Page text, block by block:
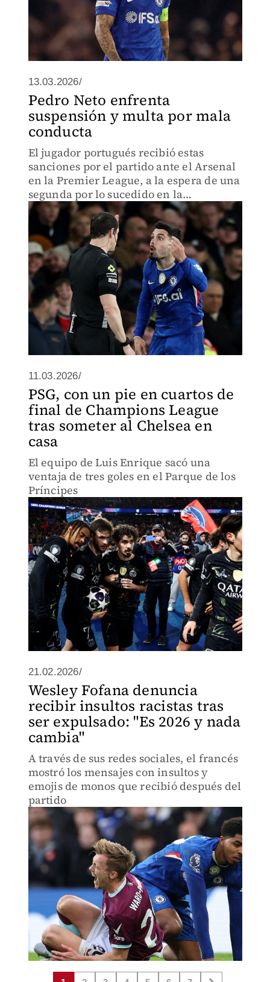
13.03.2026/
Pedro Neto enfrenta
suspensión y multa por mala
conducta
El jugador portugués recibió estas
sanciones por el partido ante el Arsenal
en la Premier League, a la espera de una
segunda por lo sucedido en la
Champions contra el PSG
11.03.2026/
PSG, con un pie en cuartos de
final de Champions League
tras someter al Chelsea en
casa
El equipo de Luis Enrique sacó una
ventaja de tres goles en el Parque de los
Príncipes
21.02.2026/
Wesley Fofana denuncia
recibir insultos racistas tras
ser expulsado: "Es 2026 y nada
cambia"
A través de sus redes sociales, el francés
mostró los mensajes con insultos y
emojis de monos que recibió después del
partido